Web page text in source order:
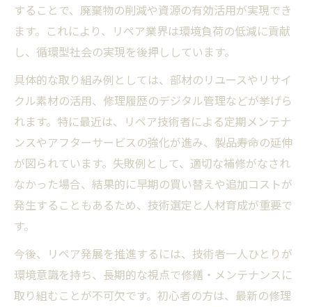
することで、廃棄物の削減や資源の有効活用が実現でき
ます。これにより、リペア業界は環境負荷の低減に貢献
し、循環型社会の実現を後押ししています。
具体的な取り組み例としては、部材のリユースやリサイ
クル素材の活用、修理履歴のデジタル管理などが挙げら
れます。特に最近は、リペア技術者による定期メンテナ
ンスやアフターサービスの強化が進み、製品寿命の延伸
が図られています。失敗例として、適切な補修がなされ
なかった場合、結果的に早期の買い替えや追加コストが
発生することもあるため、技術選定と人材育成が重要で
す。
今後、リペア発展を推進するには、技術者一人ひとりが
環境意識を持ち、長期的な視点で修繕・メンテナンスに
取り組むことが不可欠です。初心者の方は、最新の修理